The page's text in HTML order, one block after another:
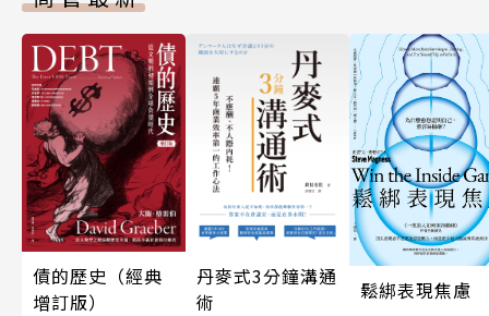
債的歷史（經典
增訂版）
丹麥式3分鐘溝通
術
鬆綁表現焦慮